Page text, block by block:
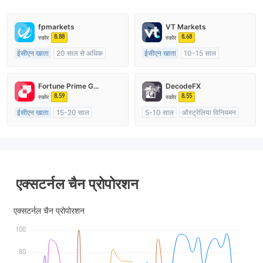
fpmarkets
स्कोर 8.88
ईसीएन खाता
20 साल से अधिक
मार्केट मेकिंग (एमएम)
मुख्य-लेबल MT4
VT Markets
स्कोर 8.68
ईसीएन खाता
10-15 साल
मार्केट मेकिंग (एमएम)
मुख्य-लेबल MT4
Fortune Prime Global
स्कोर 8.59
ईसीएन खाता
15-20 साल
DecodeFX
स्कोर 8.55
5-10 साल
ऑस्ट्रेलिया विनियमन
एक्सटर्नल चैन प्रोपोरशन